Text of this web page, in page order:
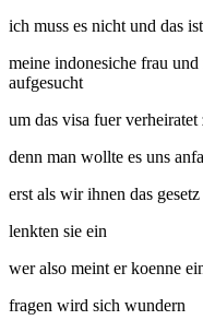
ich muss es nicht und das
meine indonesiche frau
aufgesucht
um das visa fuer verheiratet
denn man wollte es uns
erst als wir ihnen das
lenkten sie ein
wer also meint er koenne
fragen wird sich wundern